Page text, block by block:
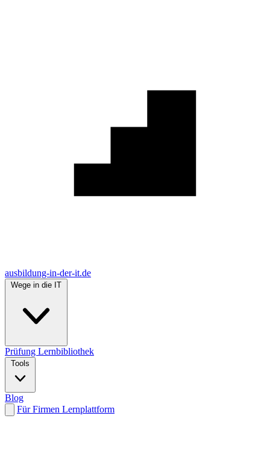
ausbildung-in-der-it.de
Prüfung Lernbibliothek
Blog
Für Firmen Lernplattform